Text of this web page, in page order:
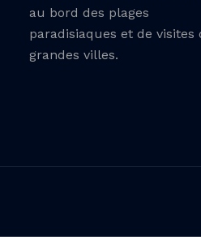
au bord des plages
paradisiaques et de visites
grandes villes.